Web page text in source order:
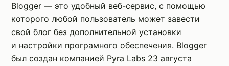
Blogger — это удобный веб-сервис, с помощью
которого любой пользователь может завести
свой блог без дополнительной установки
и настройки програмного обеспечения. Blogger
был создан компанией Pyra Labs 23 августа